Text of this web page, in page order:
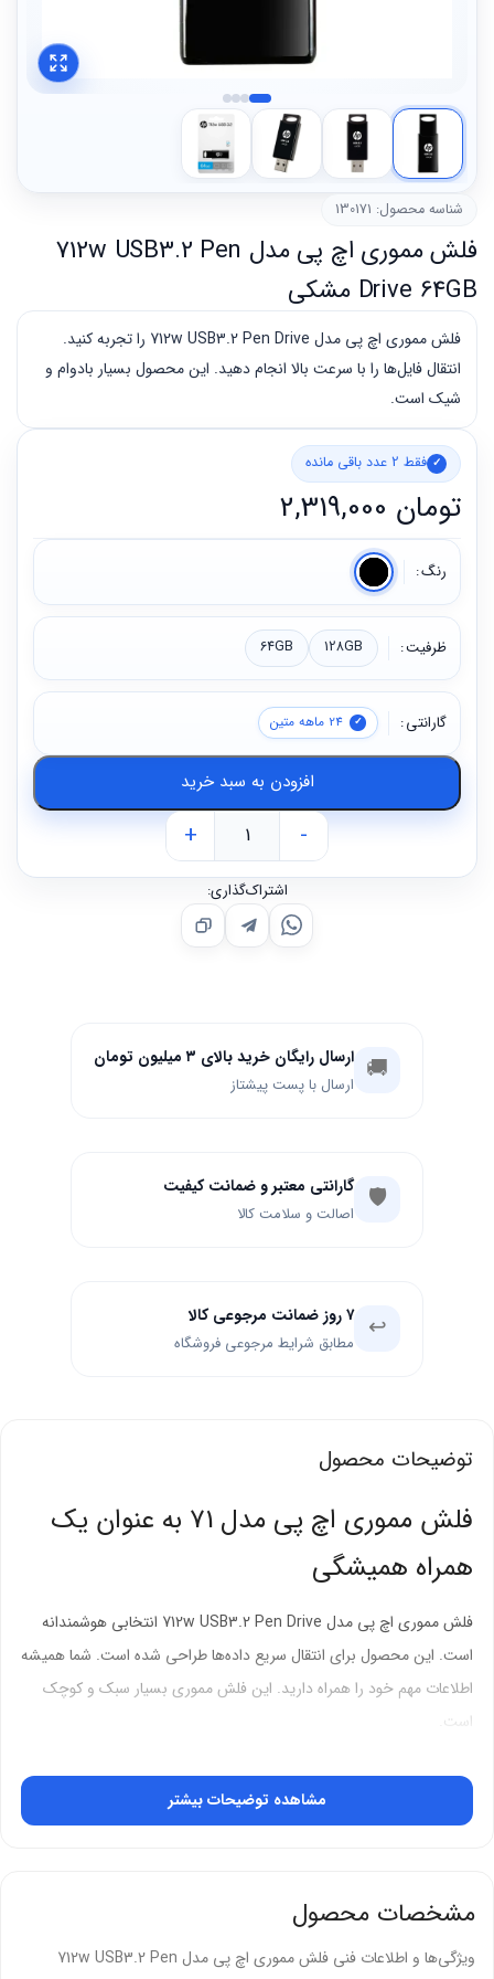
شناسه محصول: 130171
فلش مموری اچ پی مدل 712w USB3.2 Pen
Drive 64GB مشکی
فلش مموری اچ پی مدل 712w USB3.2 Pen Drive را تجربه کنید.
انتقال فایل‌ها را با سرعت بالا انجام دهید. این محصول بسیار بادوام و
شیک است.
تومان
فقط 2 عدد باقی مانده
رنگ
ظرفیت 128GB
64GB
گارانتی 24 ماهه متین
-
+
افزودن به سبد خرید
اشتراک‌گذاری:
🚚 ارسال رایگان خرید بالای ۳ میلیون تومان
ارسال با پست پیشتاز
🛡️ گارانتی معتبر و ضمانت کیفیت
اصالت و سلامت کالا
↩️ ۷ روز ضمانت مرجوعی کالا
مطابق شرایط مرجوعی فروشگاه
توضیحات محصول
فلش مموری اچ پی مدل 71 به عنوان یک
همراه همیشگی
فلش مموری اچ پی مدل 712w USB3.2 Pen Drive انتخابی هوشمندانه
است. این محصول برای انتقال سریع داده‌ها طراحی شده است. شما همیشه
اطلاعات مهم خود را همراه دارید. این فلش مموری بسیار سبک و کوچک
است.
استفاده از این حافظه جانبی کار را بسیار ساده می‌کند. این محصول با انواع
دستگاه‌ها سازگاری کامل دارد. بنابراین شما در هر مکان به فایل‌هایتان
طراحی مدرن و بدون نیاز به درپوش
طراحی کشویی این فلش بسیار کاربردی است. با این طرح دیگر نگران گم
مشاهده توضیحات بیشتر
مشخصات محصول
ویژگی‌ها و اطلاعات فنی فلش مموری اچ پی مدل 712w USB3.2 Pen